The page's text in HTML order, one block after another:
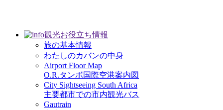
観光お役立ち情報
旅の基本情報
わたしのカバンの中身
Airport Floor Map
O.R.タンボ国際空港案内図
City Sightseeing South Africa
主要都市での市内観光バス
Gautrain